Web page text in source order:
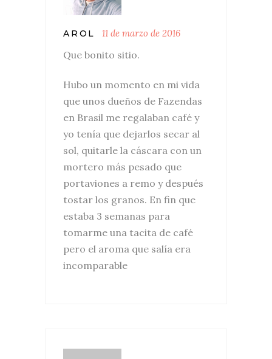
AROL 11 de marzo de 2016
Que bonito sitio.
Hubo un momento en mi vida
que unos dueños de Fazendas
en Brasil me regalaban café y
yo tenía que dejarlos secar al
sol, quitarle la cáscara con un
mortero más pesado que
portaviones a remo y después
tostar los granos. En fin que
estaba 3 semanas para
tomarme una tacita de café
pero el aroma que salía era
incomparable